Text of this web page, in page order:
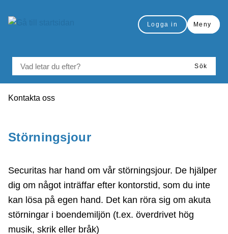
Logga in Meny
Sök
Du är här:
Kontakta oss
Störningsjour
Securitas har hand om vår störningsjour. De hjälper
dig om något inträffar efter kontorstid, som du inte
kan lösa på egen hand. Det kan röra sig om akuta
störningar i boendemiljön (t.ex. överdrivet hög
musik, skrik eller bråk)